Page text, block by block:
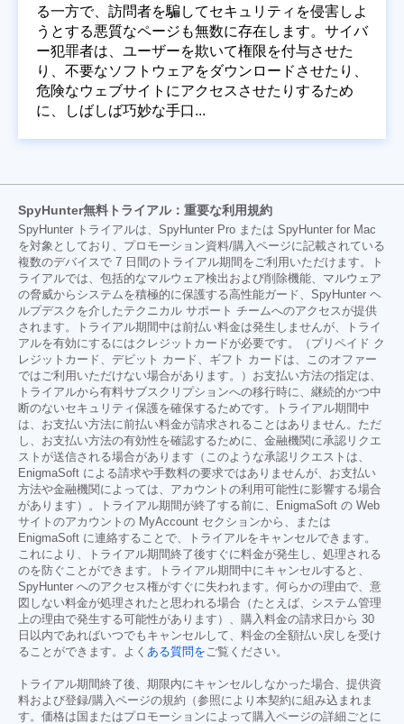
る一方で、訪問者を騙してセキュリティを侵害しよ
うとする悪質なページも無数に存在します。サイバ
ー犯罪者は、ユーザーを欺いて権限を付与させた
り、不要なソフトウェアをダウンロードさせたり、
危険なウェブサイトにアクセスさせたりするため
に、しばしば巧妙な手口...
SpyHunter無料トライアル：重要な利用規約
SpyHunter トライアルは、SpyHunter Pro または SpyHunter for Mac
を対象としており、プロモーション資料/購入ページに記載されている
複数のデバイスで 7 日間のトライアル期間をご利用いただけます。ト
ライアルでは、包括的なマルウェア検出および削除機能、マルウェア
の脅威からシステムを積極的に保護する高性能ガード、SpyHunter ヘ
ルプデスクを介したテクニカル サポート チームへのアクセスが提供
されます。トライアル期間中は前払い料金は発生しませんが、トライ
アルを有効にするにはクレジットカードが必要です。（プリペイド ク
レジットカード、デビット カード、ギフト カードは、このオファー
ではご利用いただけない場合があります。）お支払い方法の指定は、
トライアルから有料サブスクリプションへの移行時に、継続的かつ中
断のないセキュリティ保護を確保するためです。トライアル期間中
は、お支払い方法に前払い料金が請求されることはありません。ただ
し、お支払い方法の有効性を確認するために、金融機関に承認リクエ
ストが送信される場合があります（このような承認リクエストは、
EnigmaSoft による請求や手数料の要求ではありませんが、お支払い
方法や金融機関によっては、アカウントの利用可能性に影響する場合
があります）。トライアル期間が終了する前に、EnigmaSoft の Web
サイトのアカウントの MyAccount セクションから、または
EnigmaSoft に連絡することで、トライアルをキャンセルできます。
これにより、トライアル期間終了後すぐに料金が発生し、処理される
のを防ぐことができます。トライアル期間中にキャンセルすると、
SpyHunter へのアクセス権がすぐに失われます。何らかの理由で、意
図しない料金が処理されたと思われる場合（たとえば、システム管理
上の理由で発生する可能性があります）、購入料金の請求日から 30
日以内であればいつでもキャンセルして、料金の全額払い戻しを受け
ることができます。よく ある質問をご覧ください。
トライアル期間終了後、期限内にキャンセルしなかった場合、提供資
料および登録/購入ページの規約（参照により本契約に組み込まれま
す。価格は国またはプロモーションによって購入ページの詳細ごとに